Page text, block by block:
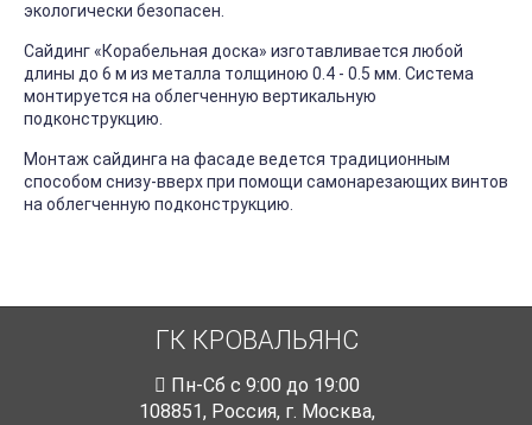
экологически безопасен.
Сайдинг «Корабельная доска» изготавливается любой
длины до 6 м из металла толщиною 0.4 - 0.5 мм. Система
монтируется на облегченную вертикальную
подконструкцию.
Монтаж сайдинга на фасаде ведется традиционным
способом снизу-вверх при помощи самонарезающих винтов
на облегченную подконструкцию.
ГК КРОВАЛЬЯНС
Пн-Cб с 9:00 до 19:00
108851, Россия, г. Москва,